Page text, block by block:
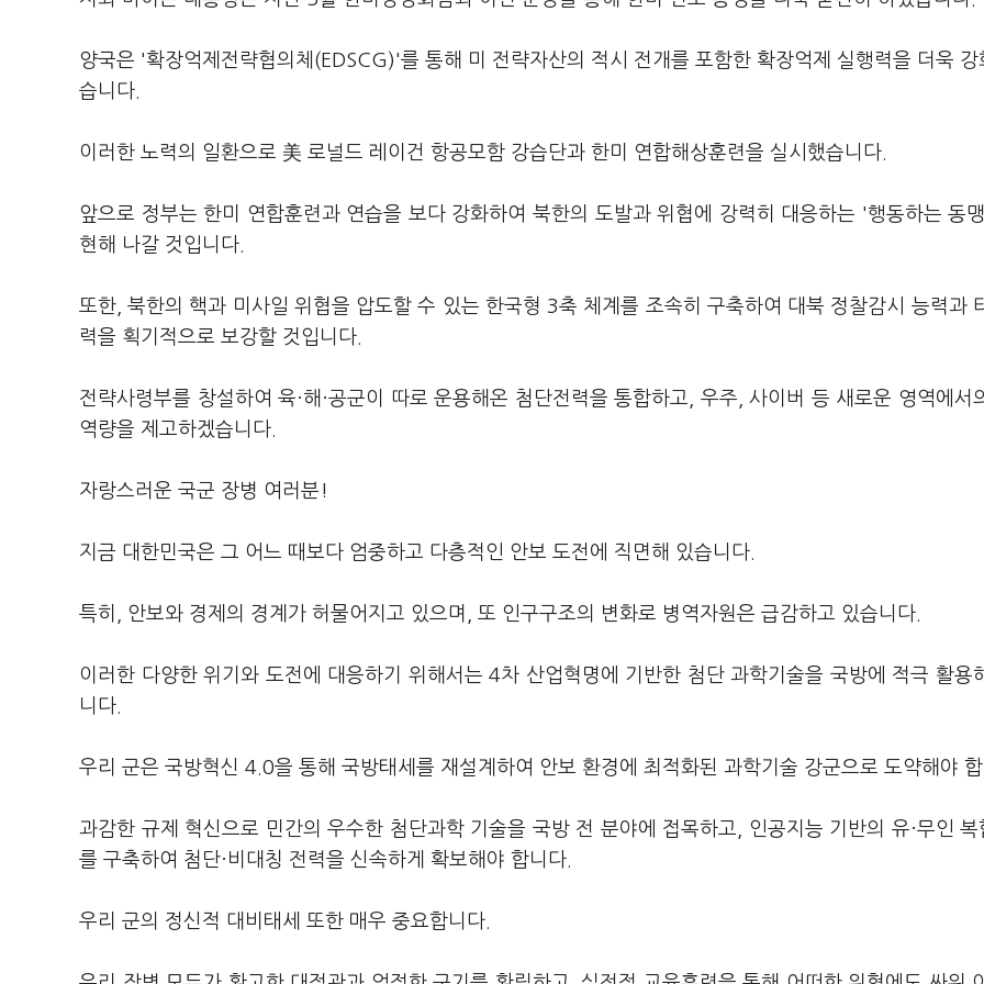
양국은 '확장억제전략협의체(EDSCG)'를 통해 미 전략자산의 적시 전개를 포함한 확장억제 실행력을 더욱 강
습니다.
이러한 노력의 일환으로 美 로널드 레이건 항공모함 강습단과 한미 연합해상훈련을 실시했습니다.
앞으로 정부는 한미 연합훈련과 연습을 보다 강화하여 북한의 도발과 위협에 강력히 대응하는 '행동하는 동
현해 나갈 것입니다.
또한, 북한의 핵과 미사일 위협을 압도할 수 있는 한국형 3축 체계를 조속히 구축하여 대북 정찰감시 능력과
력을 획기적으로 보강할 것입니다.
전략사령부를 창설하여 육·해·공군이 따로 운용해온 첨단전력을 통합하고, 우주, 사이버 등 새로운 영역에서
역량을 제고하겠습니다.
자랑스러운 국군 장병 여러분!
지금 대한민국은 그 어느 때보다 엄중하고 다층적인 안보 도전에 직면해 있습니다.
특히, 안보와 경제의 경계가 허물어지고 있으며, 또 인구구조의 변화로 병역자원은 급감하고 있습니다.
이러한 다양한 위기와 도전에 대응하기 위해서는 4차 산업혁명에 기반한 첨단 과학기술을 국방에 적극 활용
니다.
우리 군은 국방혁신 4.0을 통해 국방태세를 재설계하여 안보 환경에 최적화된 과학기술 강군으로 도약해야 합
과감한 규제 혁신으로 민간의 우수한 첨단과학 기술을 국방 전 분야에 접목하고, 인공지능 기반의 유·무인 복
를 구축하여 첨단·비대칭 전력을 신속하게 확보해야 합니다.
우리 군의 정신적 대비태세 또한 매우 중요합니다.